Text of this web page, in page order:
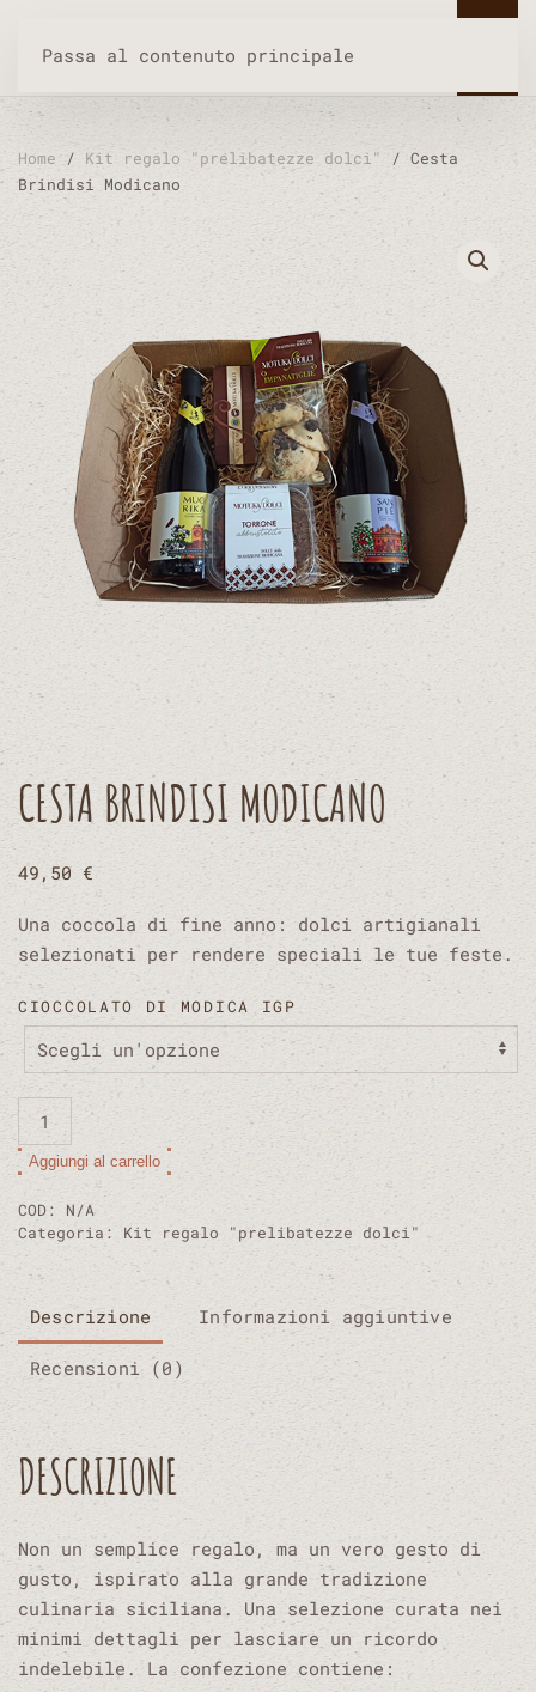
Passa al contenuto principale
Home / Kit regalo "prelibatezze dolci"
/ Cesta
Brindisi Modicano
CESTA BRINDISI MODICANO
49,50 €
Una coccola di fine anno: dolci artigianali
selezionati per rendere speciali le tue feste.
CIOCCOLATO DI MODICA IGP
Cesta
Brindisi
Modicano
quantità
Aggiungi al carrello
Alternative:
COD: N/A
Categoria: Kit regalo "prelibatezze dolci"
Descrizione Informazioni aggiuntive
Recensioni (0)
DESCRIZIONE
Non un semplice regalo, ma un vero gesto di
gusto, ispirato alla grande tradizione
culinaria siciliana. Una selezione curata nei
minimi dettagli per lasciare un ricordo
indelebile. La confezione contiene: